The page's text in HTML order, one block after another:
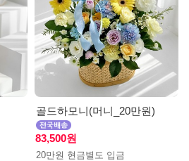
골드하모니(머니_20만원)
83,500원
20만원 현금별도 입금